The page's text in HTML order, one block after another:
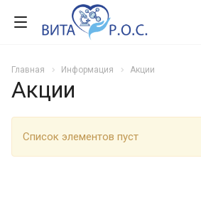
Главная Информация Акции
Акции
Список элементов пуст